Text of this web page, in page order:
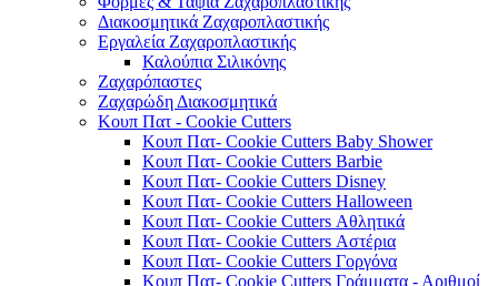
Διακοσμητικά Ζαχαροπλαστικής
Εργαλεία Ζαχαροπλαστικής
Καλούπια Σιλικόνης
Ζαχαρόπαστες
Ζαχαρώδη Διακοσμητικά
Κουπ Πατ - Cookie Cutters
Κουπ Πατ- Cookie Cutters Baby Shower
Κουπ Πατ- Cookie Cutters Barbie
Κουπ Πατ- Cookie Cutters Disney
Κουπ Πατ- Cookie Cutters Halloween
Κουπ Πατ- Cookie Cutters Αθλητικά
Κουπ Πατ- Cookie Cutters Αστέρια
Κουπ Πατ- Cookie Cutters Γοργόνα
Κουπ Πατ- Cookie Cutters Γράμματα - Αριθμοί